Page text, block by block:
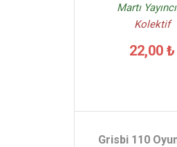
Martı
Kolektif
22,00 ₺
Grisbi 110